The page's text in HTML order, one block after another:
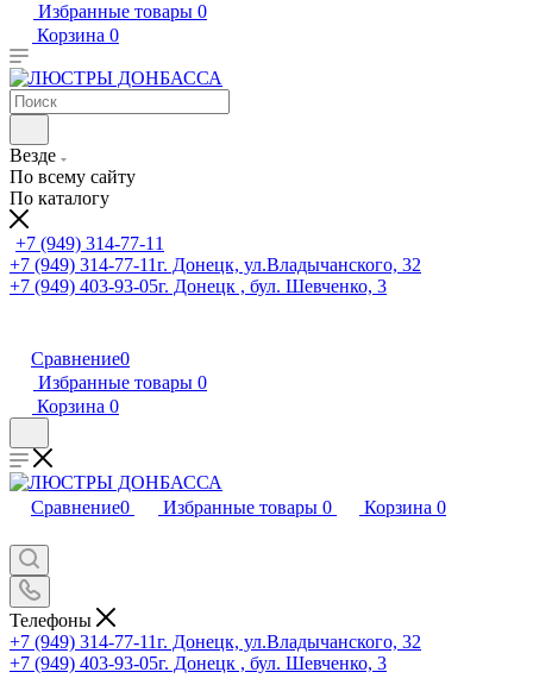
Избранные товары 0
Корзина 0
Везде
По всему сайту
По каталогу
+7 (949) 314-77-11
+7 (949) 314-77-11г. Донецк, ул.Владычанского, 32
+7 (949) 403-93-05г. Донецк , бул. Шевченко, 3
Сравнение0
Избранные товары 0
Корзина 0
Сравнение0 Избранные товары 0 Корзина 0
Телефоны
+7 (949) 314-77-11г. Донецк, ул.Владычанского, 32
+7 (949) 403-93-05г. Донецк , бул. Шевченко, 3